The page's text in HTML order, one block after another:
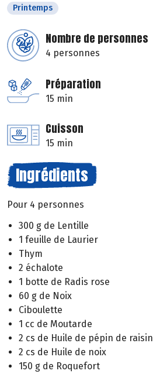
Printemps
Nombre de personnes
4 personnes
Préparation
15 min
Cuisson
15 min
Ingrédients
Pour 4 personnes
300 g de Lentille
1 feuille de Laurier
Thym
2 échalote
1 botte de Radis rose
60 g de Noix
Ciboulette
1 cc de Moutarde
2 cs de Huile de pépin de raisin
2 cs de Huile de noix
150 g de Roquefort